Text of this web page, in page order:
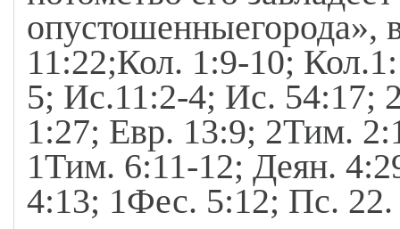
опустошенныегорода»,
11:22;Кол. 1:9-10;
5; Ис.11:2-4; Ис. 54:17;
1:27; Евр. 13:9; 2Тим.
1Тим. 6:11-12; Деян.
4:13; 1Фес. 5:12; Пс. 22.